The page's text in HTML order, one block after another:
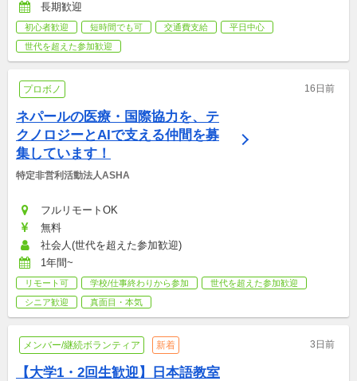
長期歓迎
初心者歓迎 短時間でも可 交通費支給
平日中心
世代を超えた参加歓迎
プロボノ 16日前
ネパールの医療・国際協力を、テ
クノロジーとAIで支える仲間を募
集しています！
特定非営利活動法人ASHA
フルリモートOK
無料
社会人(世代を超えた参加歓迎)
1年間~
リモート可 学校/仕事終わりから参加
世代を超えた参加歓迎
シニア歓迎
真面目・本気
メンバー/継続ボランティア 新着 3日前
【大学1・2回生歓迎】日本語教室